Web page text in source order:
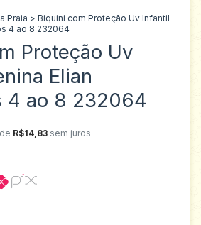
Praia > Biquini com Proteção Uv Infantil
4 ao 8 232064
Proteção Uv
Elian
4 ao 8 232064
R$14,83 sem juros